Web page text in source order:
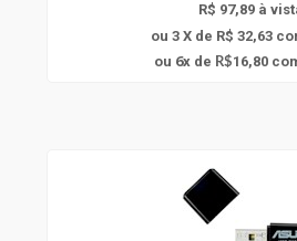
R$ 97,89 à
ou 3 X de R$ 32,63
ou 6x de R$16,80